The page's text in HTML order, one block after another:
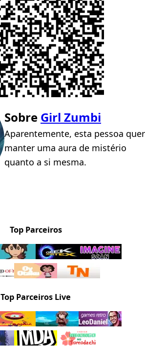
Sobre Girl Zumbi
Aparentemente, esta pessoa quer
manter uma aura de mistério
quanto a si mesma.
Top Parceiros
Top Parceiros Live